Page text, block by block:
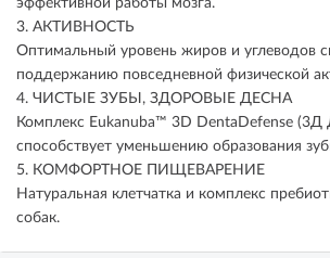
эффективной работы мозга.
3. АКТИВНОСТЬ
Оптимальный уровень жиров и углеводов
поддержанию повседневной физической
4. ЧИСТЫЕ ЗУБЫ, ЗДОРОВЫЕ ДЕСНА
Комплекс Eukanuba™ 3D DentaDefense (3Д
способствует уменьшению образования
5. КОМФОРТНОЕ ПИЩЕВАРЕНИЕ
Натуральная клетчатка и комплекс
собак.